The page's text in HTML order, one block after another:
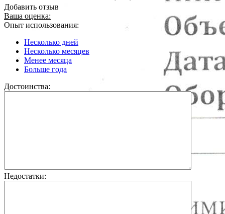
Добавить отзыв
Ваша оценка:
Опыт использования:
Несколько дней
Несколько месяцев
Менее месяца
Больше года
Достоинства:
Недостатки: